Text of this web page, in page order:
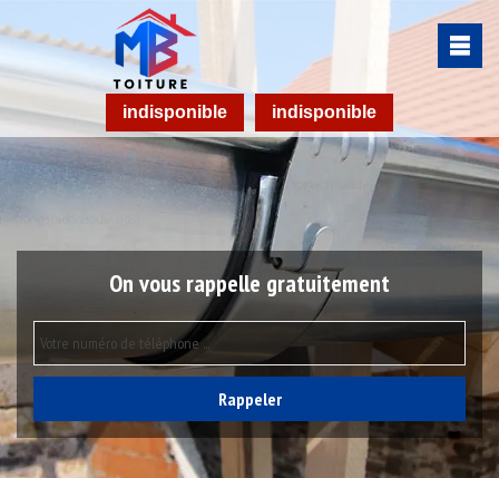
indisponible indisponible
On vous rappelle gratuitement